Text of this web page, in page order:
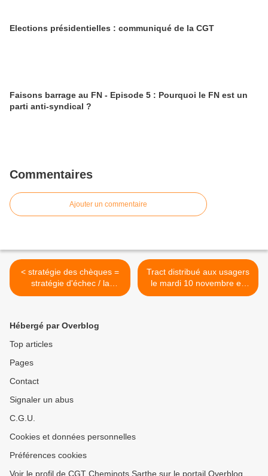
Elections présidentielles : communiqué de la CGT
Faisons barrage au FN - Episode 5 : Pourquoi le FN est un
parti anti-syndical ?
Commentaires
Ajouter un commentaire
< stratégie des chèques =
stratégie d'échec / la
location de salles
Tract distribué aux usagers
le mardi 10 novembre en
gare du Mans >
Hébergé par Overblog
Top articles
Pages
Contact
Signaler un abus
C.G.U.
Cookies et données personnelles
Préférences cookies
Voir le profil de CGT Cheminots Sarthe sur le portail Overblog